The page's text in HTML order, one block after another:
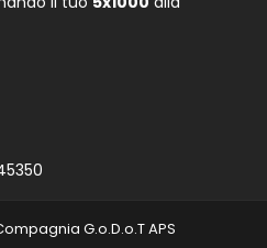
G.o.D.o.T APS